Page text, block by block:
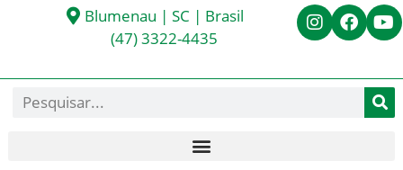
Blumenau | SC | Brasil
(47) 3322-4435